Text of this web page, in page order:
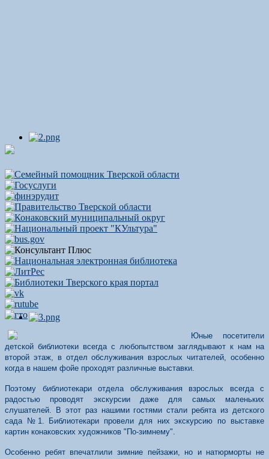
Юные посетители
детской библиотеки всегда с любопытством заглядывают к нам на
второй этаж, в отдел обслуживания взрослых читателей, особенно
когда в нашем фойе проходят различные выставки.
Поэтому библиотекари отдела обслуживания взрослых всегда с
радостью проводят экскурсии даже для самых маленьких
слушателей. В этот раз нашими гостями стали ребята из детского
сада №1. Библиотекари провели для них экскурсию по выставке
картин конаковских художников "По-зимнему".
Особенно ребят впечатлили зимние пейзажи, но и натюрморты не